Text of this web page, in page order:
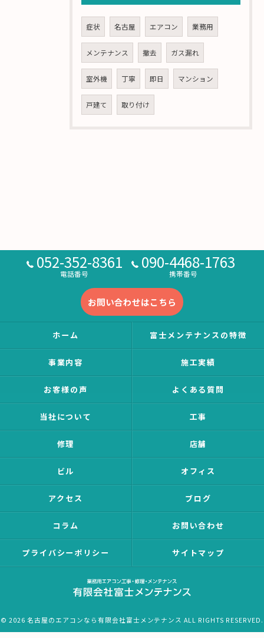
症状 名古屋 エアコン 業務用
メンテナンス 撤去 ガス漏れ
室外機 丁寧 即日 マンション
戸建て 取り付け
052-352-8361
電話番号
090-4468-1763
携帯番号
お問い合わせはこちら
ホーム 富士メンテナンスの特徴
事業内容 施工実績
お客様の声 よくある質問
当社について 工事
修理 店舗
ビル オフィス
アクセス ブログ
コラム お問い合わせ
プライバシーポリシー サイトマップ
© 2026 名古屋のエアコンなら有限会社富士メンテナンス ALL RIGHTS RESERVED.